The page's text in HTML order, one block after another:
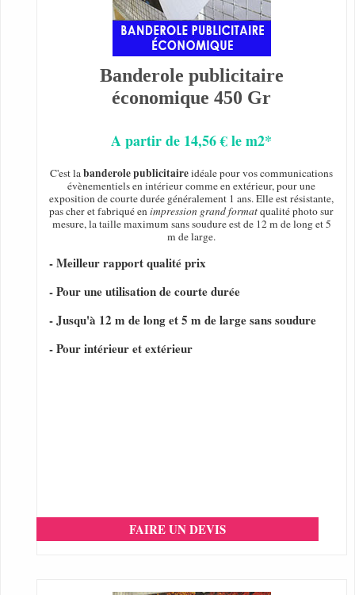
Banderole publicitaire
économique 450 Gr
A partir de 14,56 € le m2*
C'est labanderole publicitaireidéale pour vos communications
évènementiels en intérieur comme en extérieur, pour une
exposition de courte durée généralement 1 ans. Elle est résistante,
pas cher et fabriqué enimpression grand formatqualité photo sur
mesure, la taille maximum sans soudure est de 12 m de long et 5
m de large.
- Meilleur rapport qualité prix
- Pour une utilisation de courte durée
- Jusqu'à 12 m de long et 5 m de large sans soudure
- Pour intérieur et extérieur
FAIRE UN DEVIS